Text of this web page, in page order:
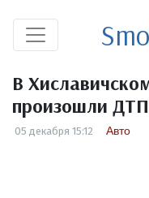
В
произошли ДТП
05 декабря 15:12 Авто